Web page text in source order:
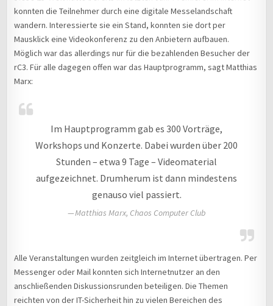
konnten die Teilnehmer durch eine digitale Messelandschaft
wandern. Interessierte sie ein Stand, konnten sie dort per
Mausklick eine Videokonferenz zu den Anbietern aufbauen.
Möglich war das allerdings nur für die bezahlenden Besucher der
rC3. Für alle dagegen offen war das Hauptprogramm, sagt Matthias
Marx:
Im Hauptprogramm gab es 300 Vorträge,
Workshops und Konzerte. Dabei wurden über 200
Stunden – etwa 9 Tage – Videomaterial
aufgezeichnet. Drumherum ist dann mindestens
genauso viel passiert.
Matthias Marx, Chaos Computer Club
Alle Veranstaltungen wurden zeitgleich im Internet übertragen. Per
Messenger oder Mail konnten sich Internetnutzer an den
anschließenden Diskussionsrunden beteiligen. Die Themen
reichten von der IT-Sicherheit hin zu vielen Bereichen des